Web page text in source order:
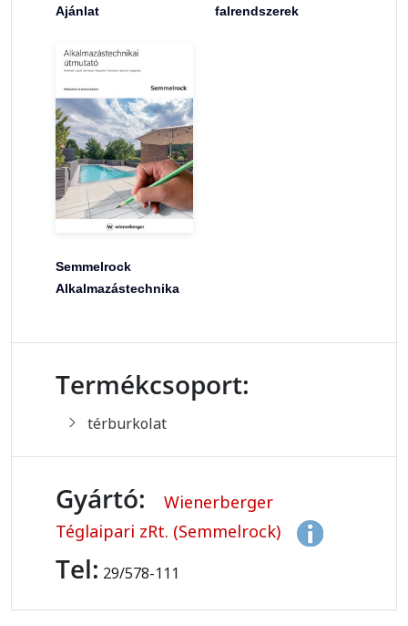
Ajánlat
falrendszerek
Semmelrock
Alkalmazástechnika
Termékcsoport:
térburkolat
Gyártó:
Wienerberger
Téglaipari zRt. (Semmelrock)
Tel: 29/578-111